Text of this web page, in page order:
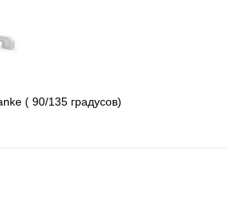
( 90/135 градусов)